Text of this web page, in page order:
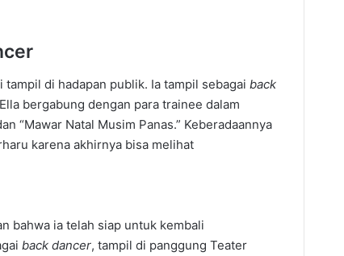
di hadapan publik. Ia tampil sebagai back
bergabung dengan para trainee dalam
“Mawar Natal Musim Panas.” Keberadaannya
karena akhirnya bisa melihat
bahwa ia telah siap untuk kembali
back dancer, tampil di panggung Teater